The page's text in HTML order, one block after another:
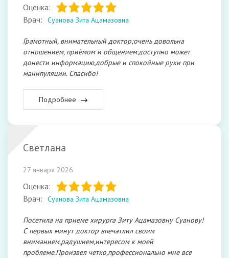
Оценка:
Врач:
Суанова Зита Ацамазовна
Грамотный, внимательный доктор;очень довольна
отношением, приёмом и общением:доступно может
донести информацию,добрые и спокойные руки при
манипуляции. Спасибо!
Подробнее
Светлана
27 января 2026
Оценка:
Врач:
Суанова Зита Ацамазовна
Посетила на приеме хирурга Зиту Ацамазовну Суанову!
С первых минут доктор впечатлил своим
вниманием,радушием,интересом к моей
проблеме.Произвел четко,профессионально мне все